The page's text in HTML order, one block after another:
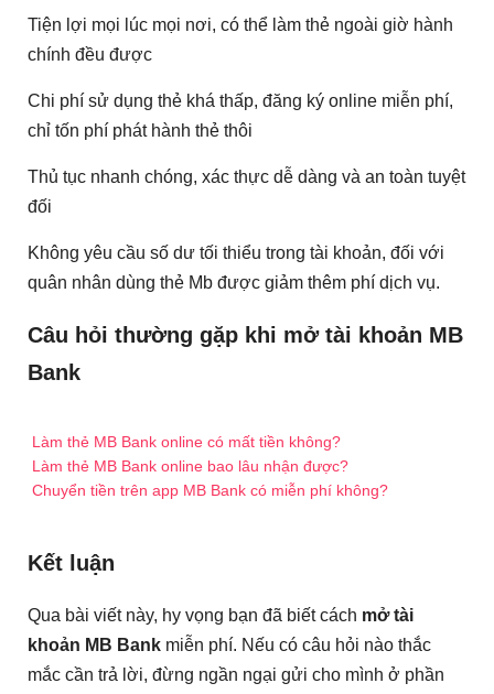
Tiện lợi mọi lúc mọi nơi, có thể làm thẻ ngoài giờ hành
chính đều được
Chi phí sử dụng thẻ khá thấp, đăng ký online miễn phí,
chỉ tốn phí phát hành thẻ thôi
Thủ tục nhanh chóng, xác thực dễ dàng và an toàn tuyệt
đối
Không yêu cầu số dư tối thiểu trong tài khoản, đối với
quân nhân dùng thẻ Mb được giảm thêm phí dịch vụ.
Câu hỏi thường gặp khi mở tài khoản MB
Bank
Làm thẻ MB Bank online có mất tiền không?
Làm thẻ MB Bank online bao lâu nhận được?
Chuyển tiền trên app MB Bank có miễn phí không?
Kết luận
Qua bài viết này, hy vọng bạn đã biết cách mở tài
khoản MB Bank miễn phí. Nếu có câu hỏi nào thắc
mắc cần trả lời, đừng ngần ngại gửi cho mình ở phần